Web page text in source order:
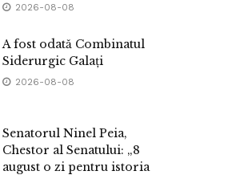
2026-08-08
A fost odată Combinatul
Siderurgic Galați
2026-08-08
Senatorul Ninel Peia,
Chestor al Senatului: „8
august o zi pentru istoria